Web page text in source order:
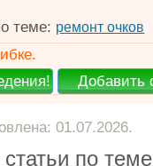
теме: ремонт очков
01.07.2026.
по теме